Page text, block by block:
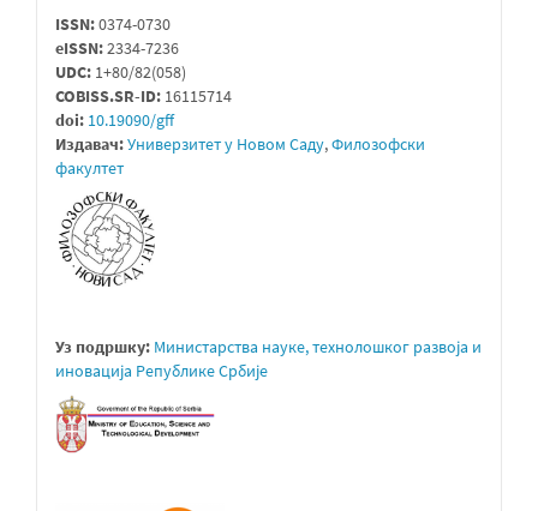
issn
ISSN:0374-0730
eISSN:2334-7236
UDC: 1+80/82(058)
COBISS.SR-ID: 16115714
doi: 10.19090/gff
Издавач:Универзитет у Новом Саду,Филозофски
факултет
Уз подршку: Министарствa науке, технолошког развоја и
иновација Републике Србије